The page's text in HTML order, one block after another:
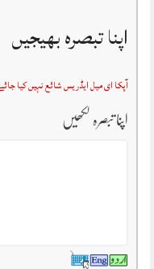
اپنا تبصرہ بھیجیں
آپکا ای میل ایڈریس شائع نہیں کیا
اپنا تبصرہ لکھیں